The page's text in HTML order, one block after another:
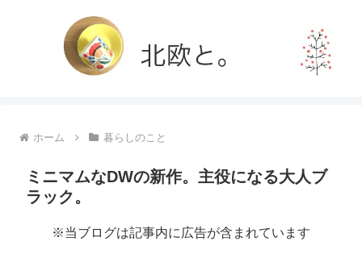
ホーム 暮らしのこと
ミニマムなDWの新作。主役になる大人ブ
ラック。
※当ブログは記事内に広告が含まれています